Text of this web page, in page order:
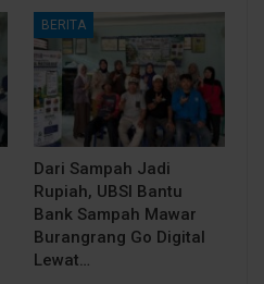
BERITA
Dari Sampah Jadi
Rupiah, UBSI Bantu
Bank Sampah Mawar
Burangrang Go Digital
Lewat…